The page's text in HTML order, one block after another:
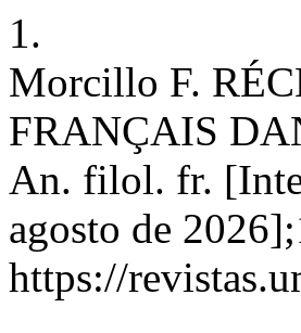
1.
Morcillo F.
FRANÇAIS
An. filol. fr.
agosto de
https://